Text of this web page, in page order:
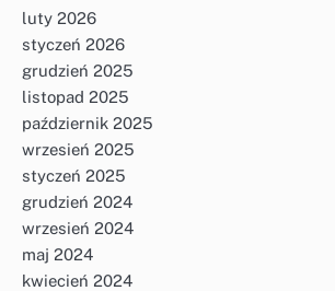
luty 2026
styczeń 2026
grudzień 2025
listopad 2025
październik 2025
wrzesień 2025
styczeń 2025
grudzień 2024
wrzesień 2024
maj 2024
kwiecień 2024